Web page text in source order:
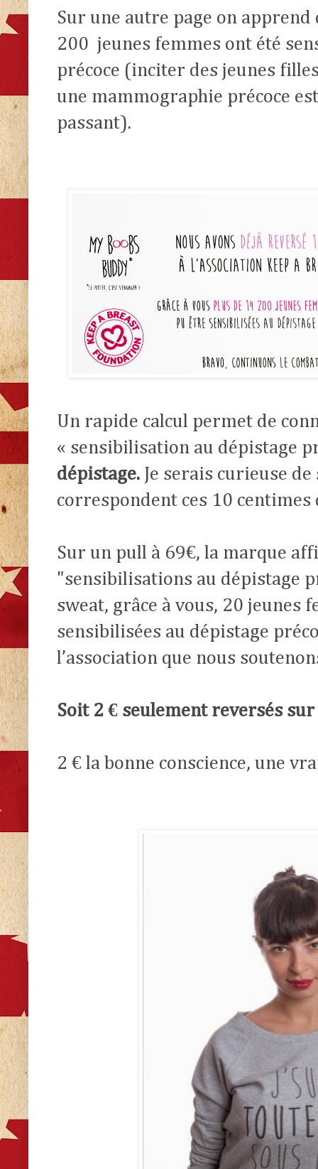
Sur une autre page on apprend
200 jeunes femmes ont été
précoce (inciter des jeunes
une mammographie précoce
passant).
Un rapide calcul permet de
« sensibilisation au dépistage
dépistage. Je serais curieuse
correspondent ces 10 centimes
Sur un pull à 69€, la marque
"sensibilisations au dépistage
sweat, grâce à vous, 20 jeunes
sensibilisées au dépistage
l’association que nous
Soit 2 € seulement reversés
2 € la bonne conscience, une